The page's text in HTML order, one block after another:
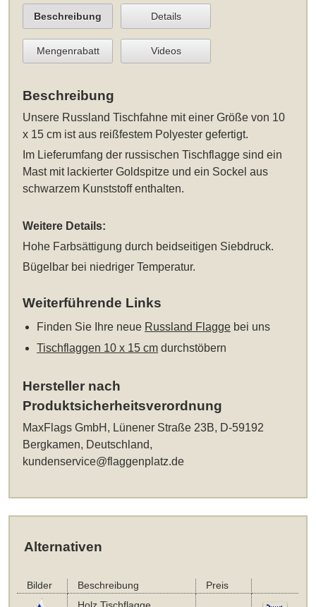
Beschreibung Details
Mengenrabatt Videos
Beschreibung
Unsere Russland Tischfahne mit einer Größe von 10
x 15 cm ist aus reißfestem Polyester gefertigt.
Im Lieferumfang der russischen Tischflagge sind ein
Mast mit lackierter Goldspitze und ein Sockel aus
schwarzem Kunststoff enthalten.
Weitere Details:
Hohe Farbsättigung durch beidseitigen Siebdruck.
Bügelbar bei niedriger Temperatur.
Weiterführende Links
Finden Sie Ihre neue Russland Flagge bei uns
Tischflaggen 10 x 15 cm durchstöbern
Hersteller nach
Produktsicherheitsverordnung
MaxFlags GmbH, Lünener Straße 23B, D-59192
Bergkamen, Deutschland,
kundenservice@flaggenplatz.de
Alternativen
Bilder Beschreibung
Preis